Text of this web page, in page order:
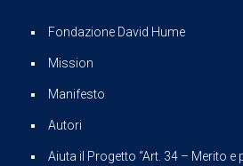
Fondazione David Hume
Mission
Manifesto
Autori
Aiuta il Progetto “Art. 34 – Merito e